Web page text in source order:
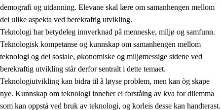
2.4 Å lære å lære
Tverrfaglege tema
2.5 Tverrfaglege tema
2.5.1 Folkehelse og livsmeistring
2.5.2 Demokrati og medborgarskap
2.5.3 Berekraftig utvikling
demografi og utdanning. Elevane skal lære om samanhengen mellom
dei ulike aspekta ved berekraftig utvikling.
Teknologi har betydeleg innverknad på menneske, miljø og samfunn.
Teknologisk kompetanse og kunnskap om samanhengen mellom
teknologi og dei sosiale, økonomiske og miljømessige sidene ved
berekraftig utvikling står derfor sentralt i dette temaet.
Teknologiutvikling kan bidra til å løyse problem, men kan òg skape
nye. Kunnskap om teknologi inneber ei forståing av kva for dilemma
som kan oppstå ved bruk av teknologi, og korleis desse kan handterast.